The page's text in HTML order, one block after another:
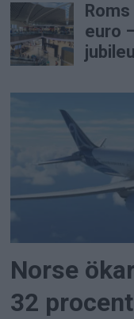
euro
Norse
32